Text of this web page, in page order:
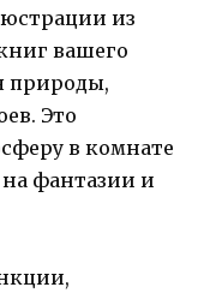
из
вашего
природы,
Это
в комнате
фантазии и